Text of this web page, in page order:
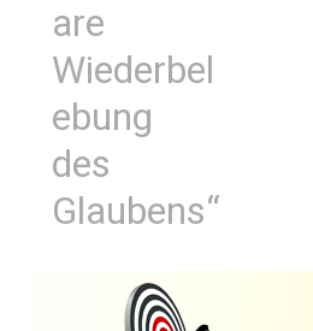
are
Wiederbel
ebung
des
Glaubens“